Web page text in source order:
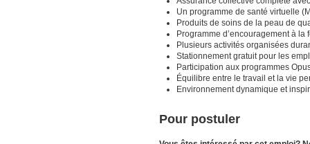
Un programme de santé virtuelle
Produits de soins de la peau de
Programme d’encouragement à la
Plusieurs activités organisées
Stationnement gratuit pour les
Participation aux programmes
Équilibre entre le travail et la vie
Environnement dynamique et
Pour postuler